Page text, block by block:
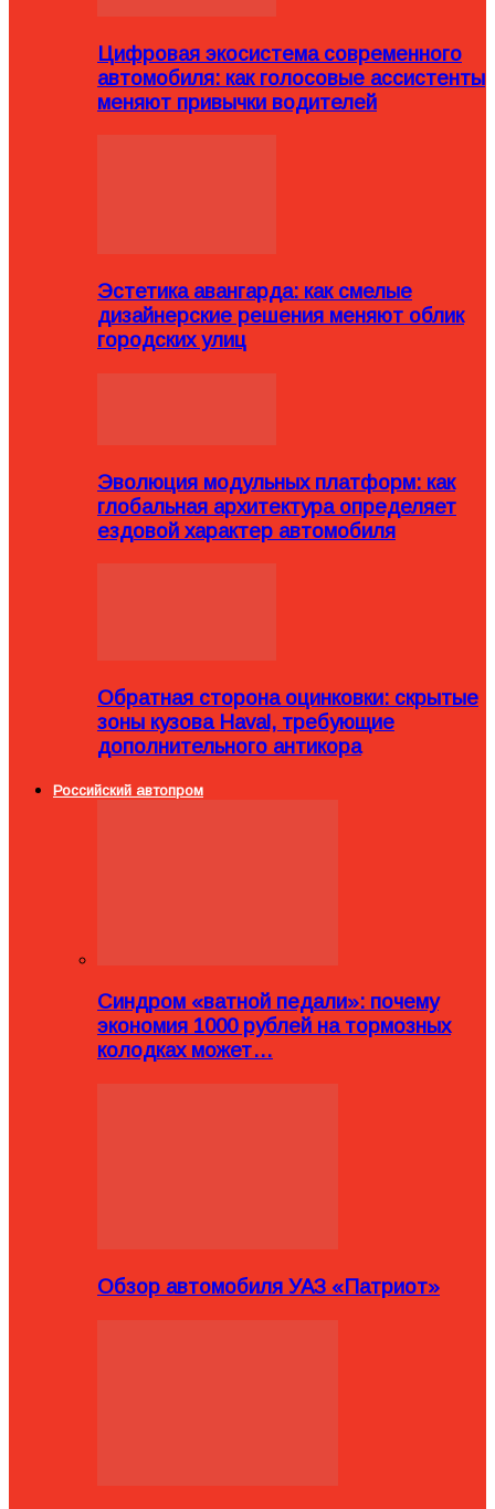
Цифровая экосистема современного
автомобиля: как голосовые ассистенты
меняют привычки водителей
Эстетика авангарда: как смелые
дизайнерские решения меняют облик
городских улиц
Эволюция модульных платформ: как
глобальная архитектура определяет
ездовой характер автомобиля
Обратная сторона оцинковки: скрытые
зоны кузова Haval, требующие
дополнительного антикора
Российский автопром
Синдром «ватной педали»: почему
экономия 1000 рублей на тормозных
колодках может…
Обзор автомобиля УАЗ «Патриот»